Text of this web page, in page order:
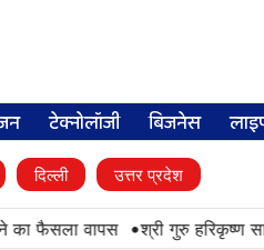
टेक्नोलॉजी बिजनेस
दिल्ली उत्तर प्रदेश
फैसला वापस •श्री गुरु हरिकृष्ण